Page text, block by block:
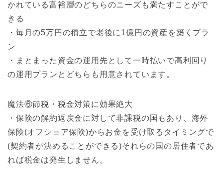
かれている富裕層のどちらのニーズも満たすことがで
きる
・毎月の5万円の積立で老後に1億円の資産を築くプラ
ン
・まとまった資金の運用先として一時払いで高利回り
の運用プランとどちらも用意されています。
魔法⑥節税・税金対策に効果絶大
・保険の解約返戻金に対して非課税の国もあり、海外
保険(オフショア保険)からお金を受け取るタイミングで
(契約者が決めることができる)それらの国の居住者であ
れば税金は発生しません。